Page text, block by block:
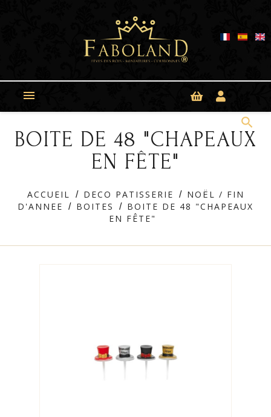

search
BOITE DE 48 "CHAPEAUX
EN FÊTE"
ACCUEIL DECO PATISSERIE
NOËL / FIN
D'ANNEE
BOITES
BOITE DE 48 "CHAPEAUX
EN FÊTE"